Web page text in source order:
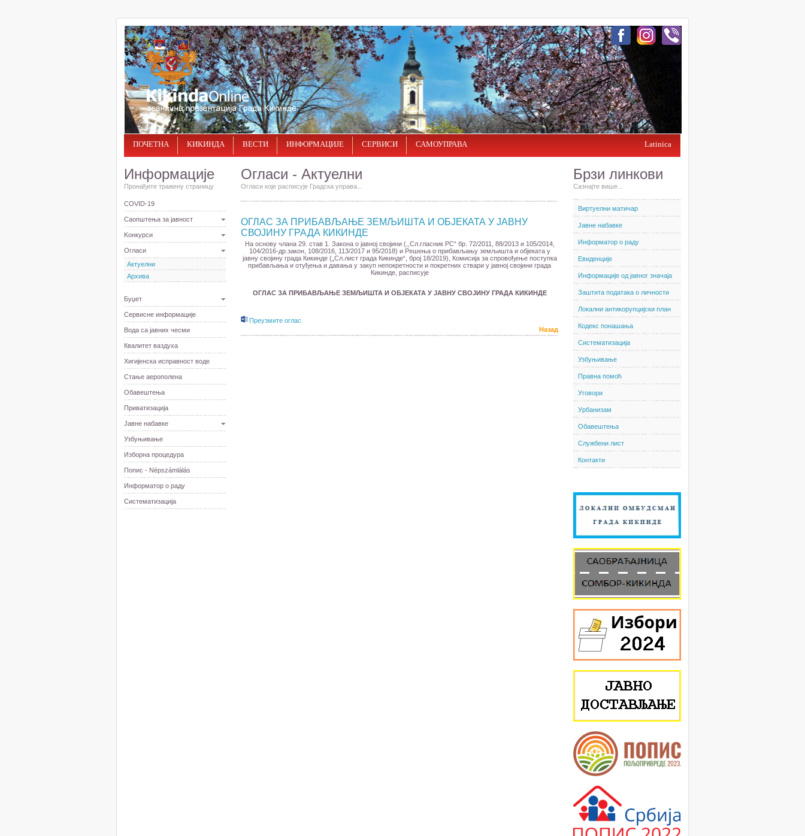
ПОЧЕТНА КИКИНДА ВЕСТИ ИНФОРМАЦИЈЕ СЕРВИСИ САМОУПРАВА Latinica
Информације
Пронађите тражену страницу
COVID-19
Саопштења за јавност
Kонкурси
Огласи
Актуелни
Архива
Буџет
Сервисне информације
Вода са јавних чесми
Квалитет ваздуха
Хигијенска исправност воде
Стање аерополена
Обавештења
Приватизација
Јавне набавке
Узбуњивање
Изборна процедура
Попис - Népszámlálás
Информатор о раду
Систематизација
Огласи - Актуелни
Огласи које расписује Градска управа...
ОГЛАС ЗА ПРИБАВЉАЊЕ ЗЕМЉИШТА И ОБЈЕКАТА У ЈАВНУ
СВОЈИНУ ГРАДА КИКИНДЕ
На основу члана 29. став 1. Закона о јавној својини (,,Сл.гласник РС“ бр. 72/2011, 88/2013 и 105/2014,
104/2016-др.закон, 108/2016, 113/2017 и 95/2018) и Решења о прибављању земљишта и објеката у
јавну својину града Кикинде („Сл.лист града Кикинде“, број 18/2019), Комисија за спровођење поступка
прибављања и отуђења и давања у закуп непокретности и покретних ствари у јавној својини града
Кикинде, расписује
ОГЛАС ЗА ПРИБАВЉАЊЕ ЗЕМЉИШТА И ОБЈЕКАТА У ЈАВНУ СВОЈИНУ ГРАДА КИКИНДЕ
Преузмите оглас
Назад
Брзи линкови
Сазнајте више...
Виртуелни матичар
Јавне набавке
Информатор о раду
Евиденције
Информације од јавног значаја
Заштита података о личности
Локални антикорупцијски план
Кодекс понашања
Систематизација
Узбуњивање
Правна помоћ
Уговори
Урбанизам
Обавештења
Службени лист
Контакти